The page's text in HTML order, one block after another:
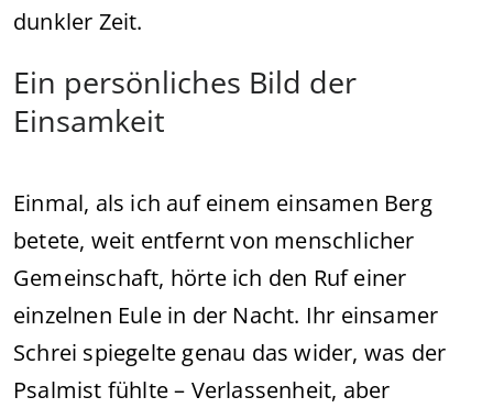
dunkler Zeit.
Ein persönliches Bild der
Einsamkeit
Einmal, als ich auf einem einsamen Berg
betete, weit entfernt von menschlicher
Gemeinschaft, hörte ich den Ruf einer
einzelnen Eule in der Nacht. Ihr einsamer
Schrei spiegelte genau das wider, was der
Psalmist fühlte – Verlassenheit, aber